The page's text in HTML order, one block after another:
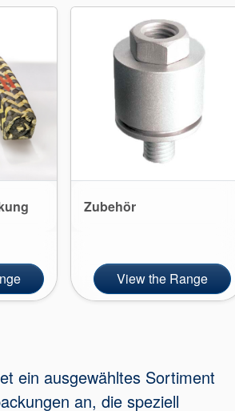
und
Zubehör
View the Range
ein ausgewähltes Sortiment
an, die speziell